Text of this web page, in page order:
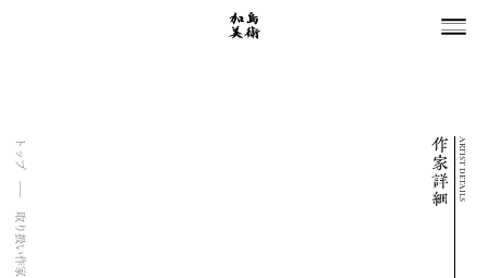
トップ
取り扱い作家
ARTIST DETAILS